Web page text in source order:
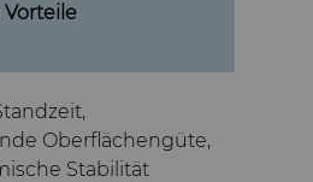
Oberflächengüte,
Stabilität